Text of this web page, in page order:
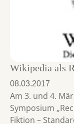
Wikipedia als
08.03.2017
Am 3. und 4.
Symposium
Fiktion –